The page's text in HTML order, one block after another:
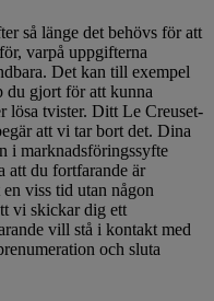
så länge det behövs för att
varpå uppgifterna
Det kan till exempel
du gjort för att kunna
lösa tvister. Ditt Le Creuset-
att vi tar bort det. Dina
i marknadsföringssyfte
att du fortfarande är
viss tid utan någon
vi skickar dig ett
vill stå i kontakt med
och sluta